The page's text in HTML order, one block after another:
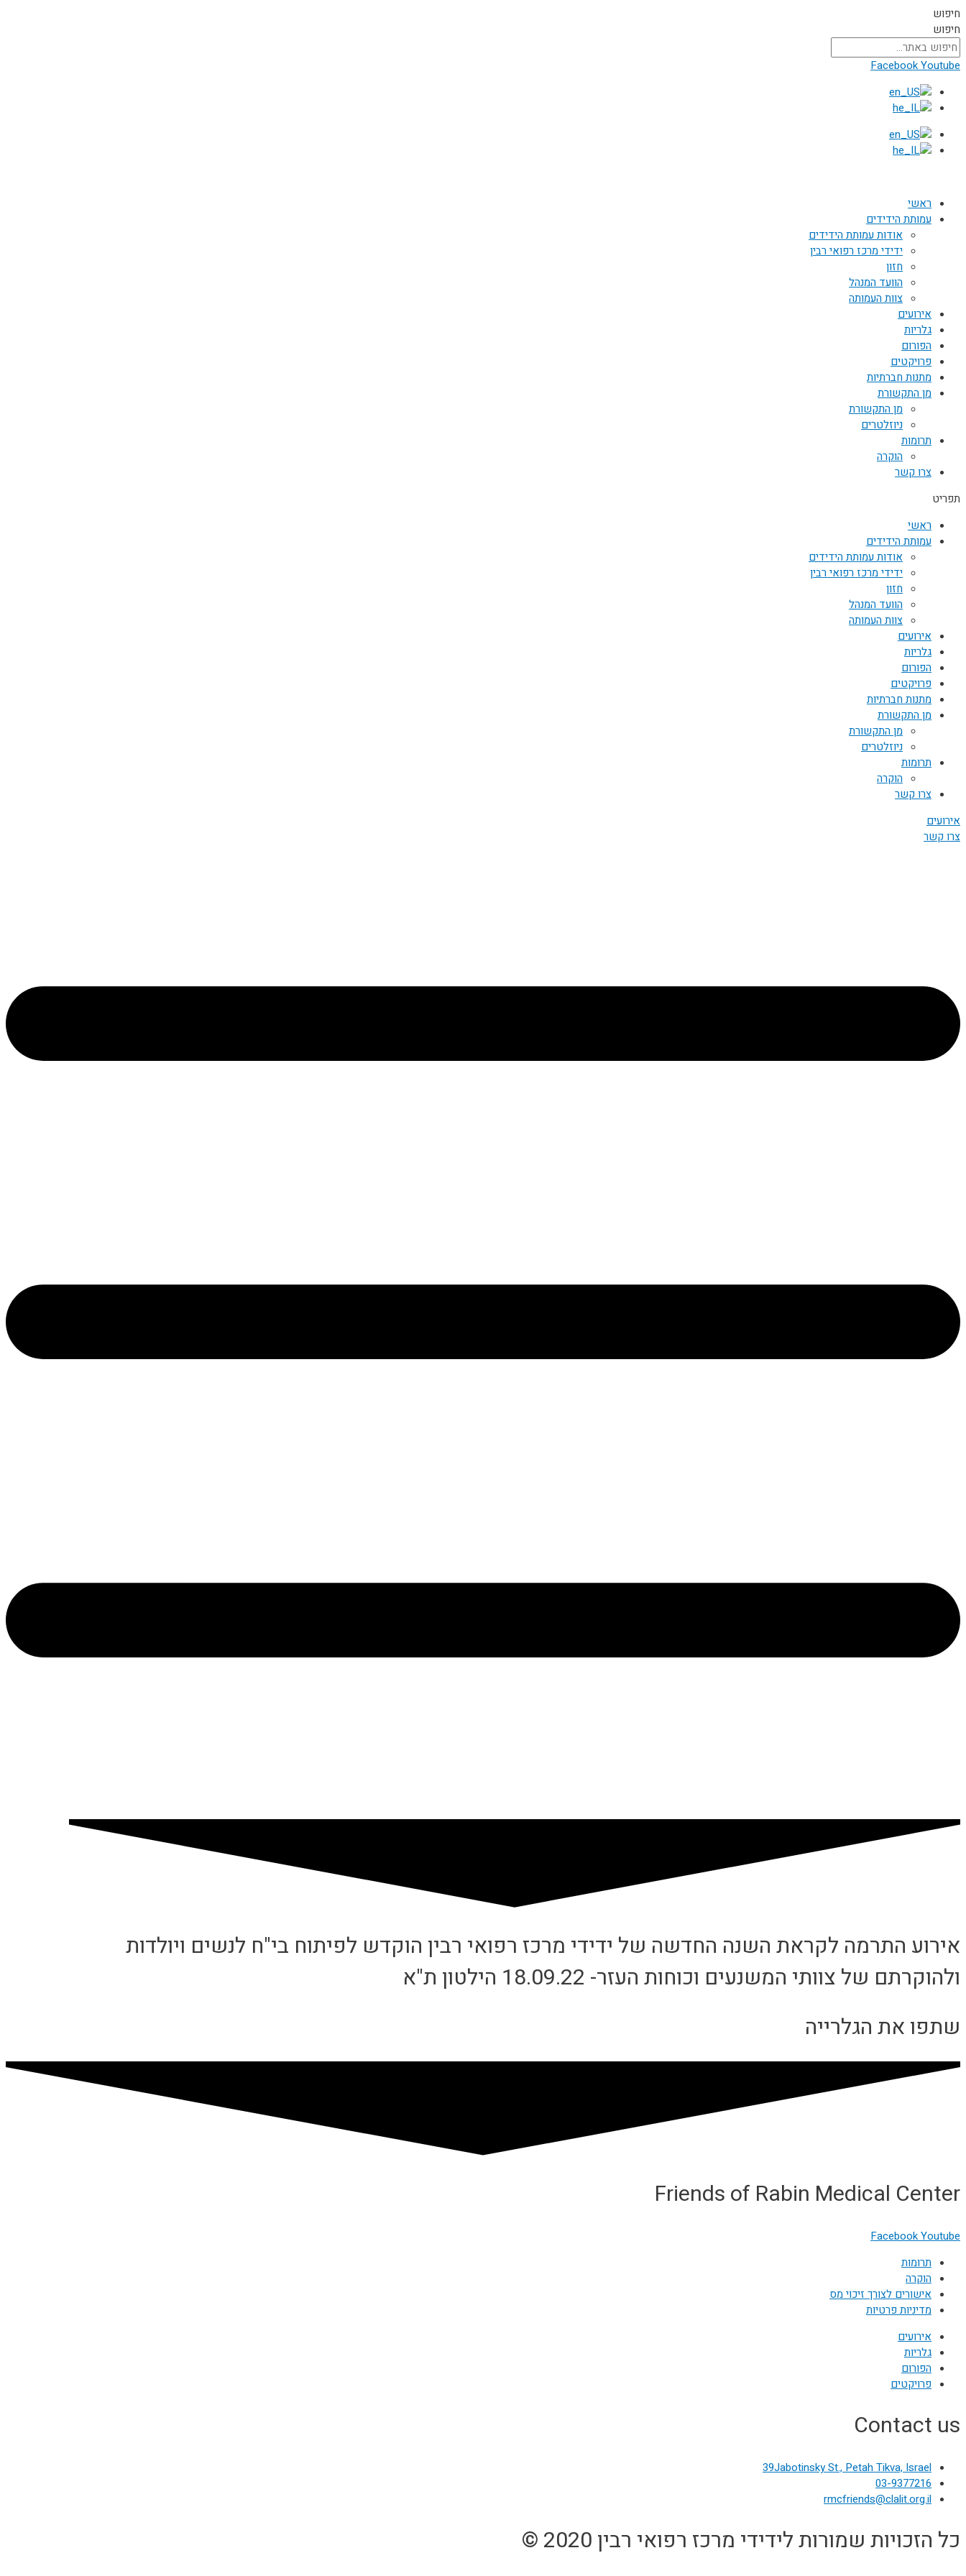
דילוג
לתוכן
חיפוש
חיפוש
FacebookYoutube
ראשי
עמותת הידידים
אודות עמותת הידידים
ידידי מרכז רפואי רבין
חזון
הוועד המנהל
צוות העמותה
אירועים
גלריות
הפורום
פרויקטים
מתנות חברתיות
מן התקשורת
מן התקשורת
ניוזלטרים
תרומות
הוקרה
צרו קשר
תפריט
ראשי
עמותת הידידים
אודות עמותת הידידים
ידידי מרכז רפואי רבין
חזון
הוועד המנהל
צוות העמותה
אירועים
גלריות
הפורום
פרויקטים
מתנות חברתיות
מן התקשורת
מן התקשורת
ניוזלטרים
תרומות
הוקרה
צרו קשר
אירועים
צרו קשר
אירוע התרמה לקראת השנה החדשה של ידידי מרכז רפואי רבין הוקדש לפיתוח בי"ח לנשים ויולדות
ולהוקרתם של צוותי המשנעים וכוחות העזר- 18.09.22 הילטון ת"א
שתפו את הגלרייה
Friends of Rabin Medical Center
FacebookYoutube
תרומות
הוקרה
אישורים לצורך זיכוי מס
מדיניות פרטיות
אירועים
גלריות
הפורום
פרויקטים
Contact us
39Jabotinsky St., Petah Tikva, Israel
03-9377216
rmcfriends@clalit.org.il
כל הזכויות שמורות לידידי מרכז רפואי רבין 2020 ©